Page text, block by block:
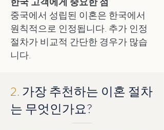
중국에서 성립된 이혼은 한국에서
원칙적으로 인정됩니다. 추가 인정
절차가 비교적 간단한 경우가 많습
니다.
2. 가장 추천하는 이혼 절차
는 무엇인가요?